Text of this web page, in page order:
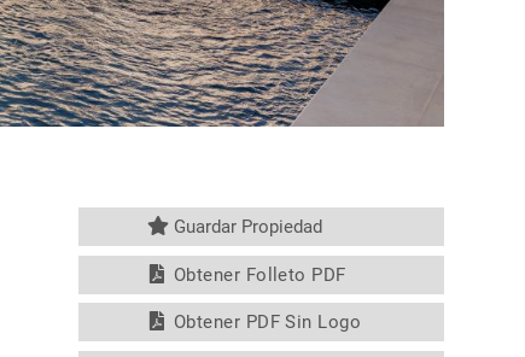
Guardar Propiedad
Obtener Folleto PDF
Obtener PDF Sin Logo